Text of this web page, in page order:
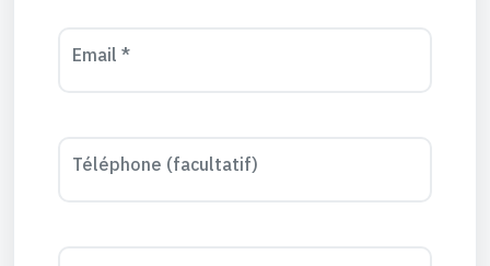
Email *
Téléphone (facultatif)